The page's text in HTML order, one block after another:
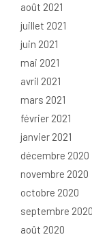
août 2021
juillet 2021
juin 2021
mai 2021
avril 2021
mars 2021
février 2021
janvier 2021
décembre 2020
novembre 2020
octobre 2020
septembre 2020
août 2020